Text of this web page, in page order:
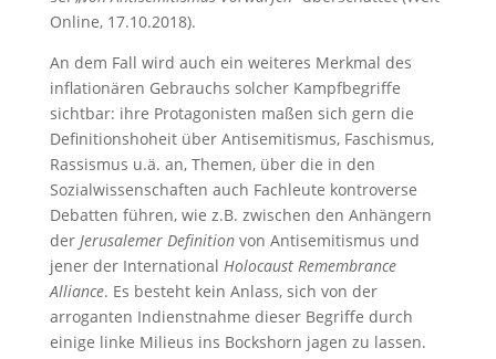
Online, 17.10.2018).
An dem Fall wird auch ein weiteres Merkmal des
inflationären Gebrauchs solcher Kampfbegriffe
sichtbar: ihre Protagonisten maßen sich gern die
Definitionshoheit über Antisemitismus, Faschismus,
Rassismus u.ä. an, Themen, über die in den
Sozialwissenschaften auch Fachleute kontroverse
Debatten führen, wie z.B. zwischen den Anhängern
der Jerusalemer Definitionvon Antisemitismus und
jener der International Holocaust Remembrance
Alliance. Es besteht kein Anlass, sich von der
arroganten Indienstnahme dieser Begriffe durch
einige linke Milieus ins Bockshorn jagen zu lassen.